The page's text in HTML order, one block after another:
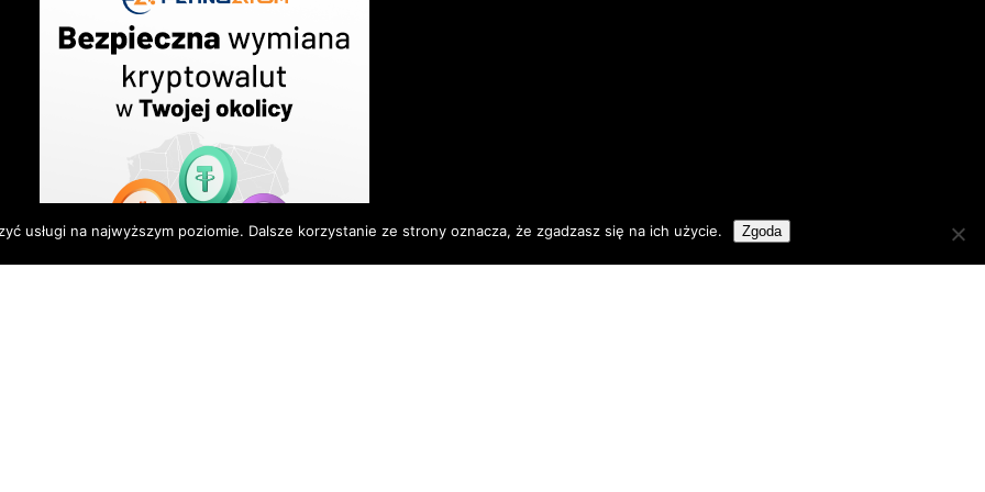
usługi na najwyższym poziomie. Dalsze korzystanie ze strony oznacza, że zgadzasz się na ich użycie. Zgoda